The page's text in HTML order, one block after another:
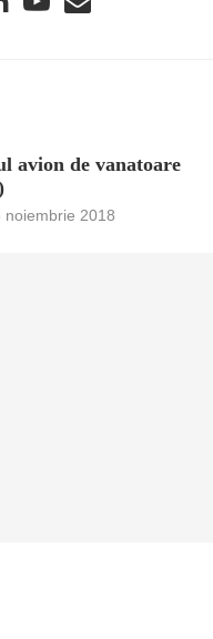
avion de vanatoare
noiembrie 2018